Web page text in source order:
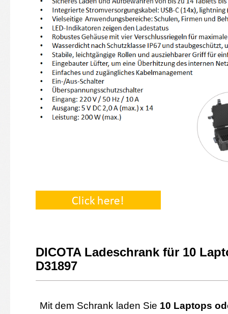
DICOTA Ladeschrank für 10
D31897
Mit dem Schrank laden Sie 10 Laptops